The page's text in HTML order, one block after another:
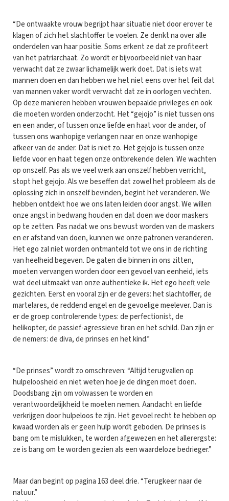
“De ontwaakte vrouw begrijpt haar situatie niet door erover te
klagen of zich het slachtoffer te voelen. Ze denkt na over alle
onderdelen van haar positie. Soms erkent ze dat ze profiteert
van het patriarchaat. Zo wordt er bijvoorbeeld niet van haar
verwacht dat ze zwaar lichamelijk werk doet. Dat is iets wat
mannen doen en dan hebben we het niet eens over het feit dat
van mannen vaker wordt verwacht dat ze in oorlogen vechten.
Op deze manieren hebben vrouwen bepaalde privileges en ook
die moeten worden onderzocht. Het “gejojo” is niet tussen ons
en een ander, of tussen onze liefde en haat voor de ander, of
tussen ons wanhopige verlangen naar en onze wanhopige
afkeer van de ander. Dat is niet zo. Het gejojo is tussen onze
liefde voor en haat tegen onze ontbrekende delen. We wachten
op onszelf. Pas als we veel werk aan onszelf hebben verricht,
stopt het gejojo. Als we beseffen dat zowel het probleem als de
oplossing zich in onszelf bevinden, begint het veranderen. We
hebben ontdekt hoe we ons laten leiden door angst. We willen
onze angst in bedwang houden en dat doen we door maskers
op te zetten. Pas nadat we ons bewust worden van de maskers
en er afstand van doen, kunnen we onze patronen veranderen.
Het ego zal niet worden ontmanteld tot we ons in de richting
van heelheid begeven. De gaten die binnen in ons zitten,
moeten vervangen worden door een gevoel van eenheid, iets
wat deel uitmaakt van onze authentieke ik. Het ego heeft vele
gezichten. Eerst en vooral zijn er de gevers: het slachtoffer, de
martelares, de reddend engel en de gevoelige meelever. Dan is
er de groep controlerende types: de perfectionist, de
helikopter, de passief-agressieve tiran en het schild. Dan zijn er
de nemers: de diva, de prinses en het kind.”
“De prinses” wordt zo omschreven: “Altijd terugvallen op
hulpeloosheid en niet weten hoe je de dingen moet doen.
Doodsbang zijn om volwassen te worden en
verantwoordelijkheid te moeten nemen. Aandacht en liefde
verkrijgen door hulpeloos te zijn. Het gevoel recht te hebben op
kwaad worden als er geen hulp wordt geboden. De prinses is
bang om te mislukken, te worden afgewezen en het allerergste:
ze is bang om te worden gezien als een waardeloze bedrieger.”
Maar dan begint op pagina 163 deel drie. “Terugkeer naar de
natuur.”